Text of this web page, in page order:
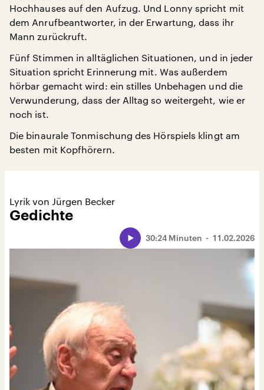
Hochhauses auf den Aufzug. Und Lonny spricht mit
dem Anrufbeantworter, in der Erwartung, dass ihr
Mann zurückruft.
Fünf Stimmen in alltäglichen Situationen, und in jeder
Situation spricht Erinnerung mit. Was außerdem
hörbar gemacht wird: ein stilles Unbehagen und die
Verwunderung, dass der Alltag so weitergeht, wie er
noch ist.
Die binaurale Tonmischung des Hörspiels klingt am
besten mit Kopfhörern.
Lyrik von Jürgen Becker
Gedichte
11.02.2026
30:24 Minuten